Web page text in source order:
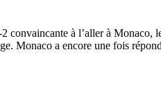
convaincante à l’aller à Monaco,
Monaco a encore une fois